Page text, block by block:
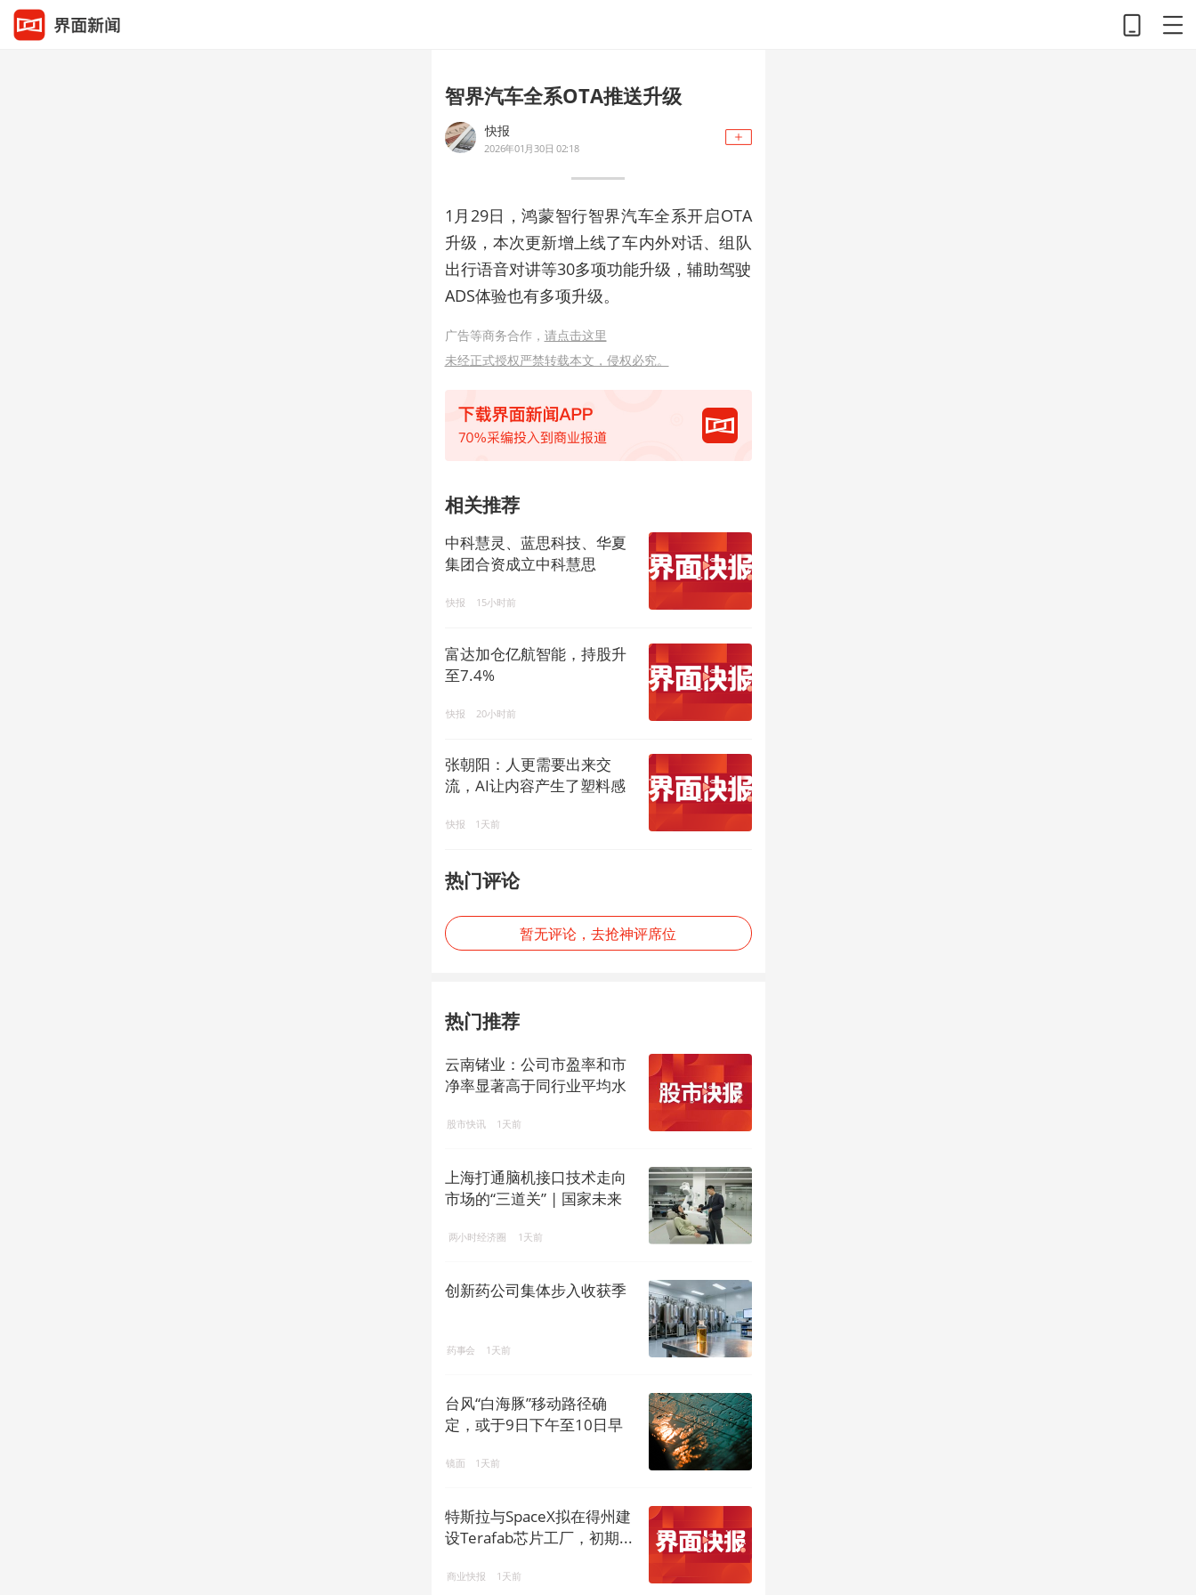
智界汽车全系OTA推送升级
快报
2026年01月30日 02:18
1月29日，鸿蒙智行智界汽车全系开启OTA
升级，本次更新增上线了车内外对话、组队
出行语音对讲等30多项功能升级，辅助驾驶
ADS体验也有多项升级。
广告等商务合作， 请点击这里
未经正式授权严禁转载本文，侵权必究。
相关推荐
中科慧灵、蓝思科技、华夏
集团合资成立中科慧思
快报 15小时前
富达加仓亿航智能，持股升
至7.4%
快报 20小时前
张朝阳：人更需要出来交
流，AI让内容产生了塑料感
快报 1天前
热门评论
暂无评论，去抢神评席位
热门推荐
云南锗业：公司市盈率和市
净率显著高于同行业平均水
股市快讯 1天前
上海打通脑机接口技术走向
市场的“三道关” | 国家未来
两小时经济圈 1天前
创新药公司集体步入收获季
药事会 1天前
台风“白海豚”移动路径确
定，或于9日下午至10日早
镜面 1天前
特斯拉与SpaceX拟在得州建
设Terafab芯片工厂，初期...
商业快报 1天前